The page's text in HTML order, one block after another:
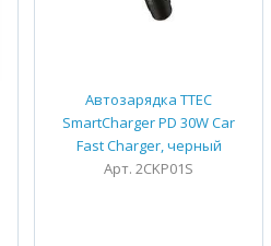
Автозарядка TTEC
SmartCharger PD 30W Car
Fast Charger, черный
Арт. 2CKP01S